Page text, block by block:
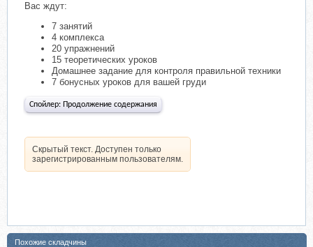
Вас ждут:
7 занятий
4 комплекса
20 упражнений
15 теоретических уроков
Домашнее задание для контроля правильной техники
7 бонусных уроков для вашей груди
Спойлер: Продолжение содержания
Скрытый текст. Доступен только
зарегистрированным пользователям.
Похожие складчины